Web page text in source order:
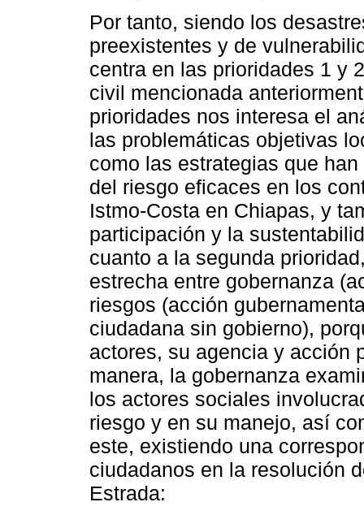
Por tanto, siendo los
preexistentes y de
centra en las prioridades 1 y
civil mencionada
prioridades nos interesa el
las problemáticas objetivas
como las estrategias que
del riesgo eficaces en los
Istmo-Costa en Chiapas, y
participación y la
cuanto a la segunda
estrecha entre gobernanza
riesgos (acción
ciudadana sin gobierno),
actores, su agencia y acción
manera, la gobernanza
los actores sociales
riesgo y en su manejo, así
este, existiendo una
ciudadanos en la resolución
Estrada: